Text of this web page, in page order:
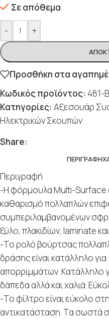
Σε απόθεμα
- +
Προσθήκη στα
Κωδικός προϊόντος: 481-
Κατηγορίες: Αξεσουάρ
Ηλεκτρικών Σκουπών
Share:
ΠΕΡΙΓΡΑΦΉ
Περιγραφή
-Η φόρμουλα Multi-Surface
καθαρισμό πολλαπλών
συμπεριλαμβανομένων
ξύλο, πλακιδίων, laminate
-Το ρολό βούρτσας
δράσης είναι κατάλληλο
απορριμμάτων. Κατάλληλο
δάπεδα αλλά και χαλιά.
-Το φίλτρο είναι εύκολο
αντικατάσταση. Τα σωστά